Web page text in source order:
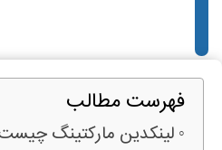
فهرست مطالب
لینکدین مارکتینگ